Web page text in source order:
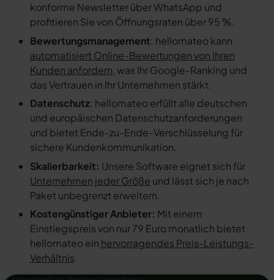
konforme Newsletter über WhatsApp und
profitieren Sie von Öffnungsraten über 95 %.
Bewertungsmanagement: hellomateo kann
automatisiert Online-Bewertungen von Ihren
Kunden anfordern, was Ihr Google-Ranking und
das Vertrauen in Ihr Unternehmen stärkt.
Datenschutz: hellomateo erfüllt alle deutschen
und europäischen Datenschutzanforderungen
und bietet Ende-zu-Ende-Verschlüsselung für
sichere Kundenkommunikation.
Skalierbarkeit: Unsere Software eignet sich für
Unternehmen jeder Größe und lässt sich je nach
Paket unbegrenzt erweitern.
Kostengünstiger Anbieter: Mit einem
Einstiegspreis von nur 79 Euro monatlich bietet
hellomateo ein hervorragendes Preis-Leistungs-
Verhältnis.